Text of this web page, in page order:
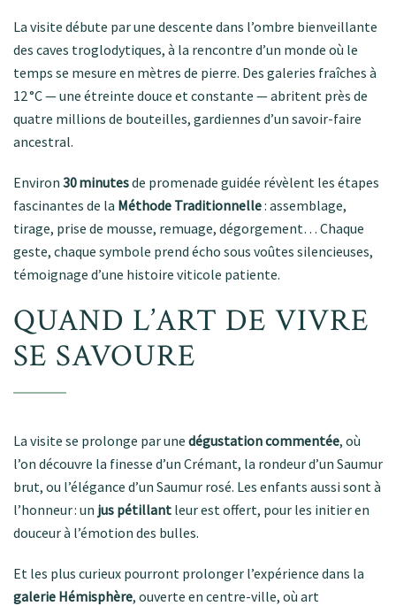
La visite débute par une descente dans l’ombre bienveillante
des caves troglodytiques, à la rencontre d’un monde où le
temps se mesure en mètres de pierre. Des galeries fraîches à
12 °C — une étreinte douce et constante — abritent près de
quatre millions de bouteilles, gardiennes d’un savoir-faire
ancestral.
Environ 30 minutesde promenade guidée révèlent les étapes
fascinantes de la Méthode Traditionnelle: assemblage,
tirage, prise de mousse, remuage, dégorgement… Chaque
geste, chaque symbole prend écho sous voûtes silencieuses,
témoignage d’une histoire viticole patiente.
QUAND L’ART DE VIVRE
SE SAVOURE
La visite se prolonge par une dégustation commentée, où
l’on découvre la finesse d’un Crémant, la rondeur d’un Saumur
brut, ou l’élégance d’un Saumur rosé. Les enfants aussi sont à
l’honneur : un jus pétillant leur est offert, pour les initier en
douceur à l’émotion des bulles.
Et les plus curieux pourront prolonger l’expérience dans la
galerie Hémisphère, ouverte en centre-ville, où art